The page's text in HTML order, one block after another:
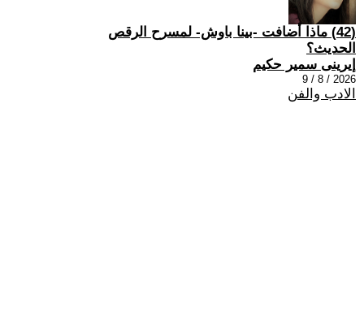
(42) ماذا أضافت -بينا باوش- لمسرح الرقص
الحديث؟
إيرينى سمير حكيم
2026 / 8 / 9
الادب والفن